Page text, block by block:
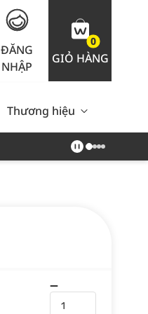
ĐĂNG
NHẬP
0
GIỎ HÀNG
Nam Giới Chăm Sóc
Thương hiệu